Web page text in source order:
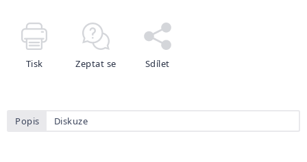
Tisk Zeptat se Sdílet
Popis Diskuze